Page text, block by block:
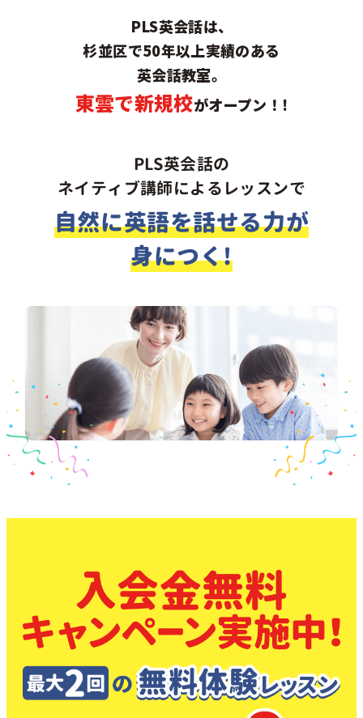
PLS英会話は、
杉並区で50年以上実績のある
英会話教室。
東雲で新規校がオープン！!
PLS英会話の
ネイティブ講師によるレッスンで
自然に英語を話せる力が
身につく!